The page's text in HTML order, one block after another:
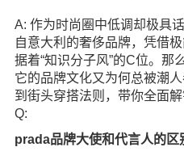
A: 作为时尚圈中低调却极具
自意大利的奢侈品牌，凭借
据着“知识分子风”的C位。那
它的品牌文化又为何总被潮
到街头穿搭法则，带你全面解
Q:
prada品牌大使和代言人的区